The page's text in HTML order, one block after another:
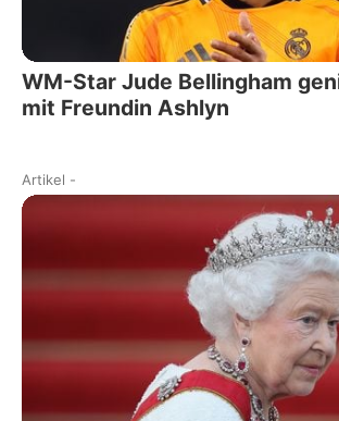
WM-Star Jude Bellingham
mit Freundin Ashlyn
Artikel -